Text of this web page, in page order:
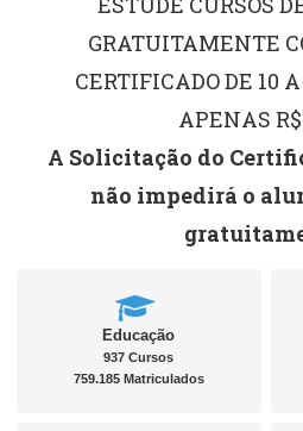
GRATUITAMENTE
CERTIFICADO DE 10
APENAS
A Solicitação do
não impedirá o
Educação
937 Cursos
759.185 Matriculados